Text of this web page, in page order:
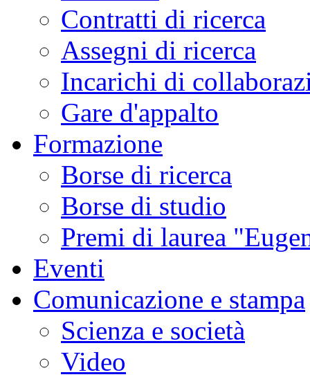
Contratti di ricerca
Assegni di ricerca
Incarichi di
Gare d'appalto
Formazione
Borse di ricerca
Borse di studio
Premi di laurea
Eventi
Comunicazione e stampa
Scienza e società
Video